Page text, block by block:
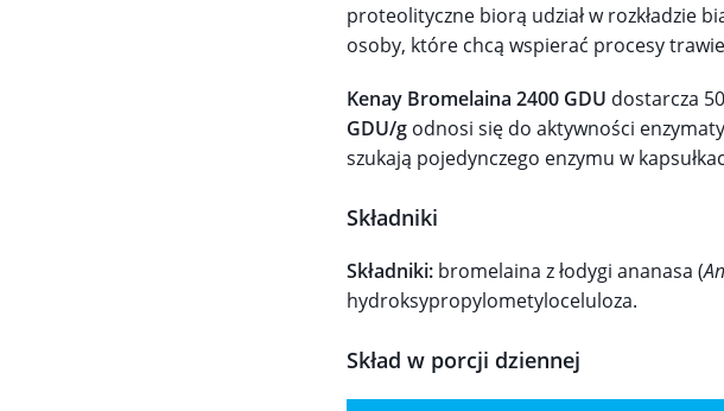
proteolityczne biorą udział w rozkładzie
osoby, które chcą wspierać procesy
Kenay Bromelaina 2400 GDU dostarcza
GDU/g odnosi się do aktywności
szukają pojedynczego enzymu w
Składniki
Składniki: bromelaina z łodygi ananasa (
hydroksypropylometyloceluloza.
Skład w porcji dziennej